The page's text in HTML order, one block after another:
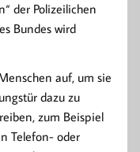
der Polizeilichen
Bundes wird
auf, um sie
dazu zu
zum Beispiel
Telefon- oder